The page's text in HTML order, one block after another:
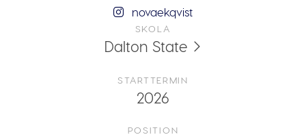
novaekqvist
SKOLA
Dalton State
STARTTERMIN
2026
POSITION